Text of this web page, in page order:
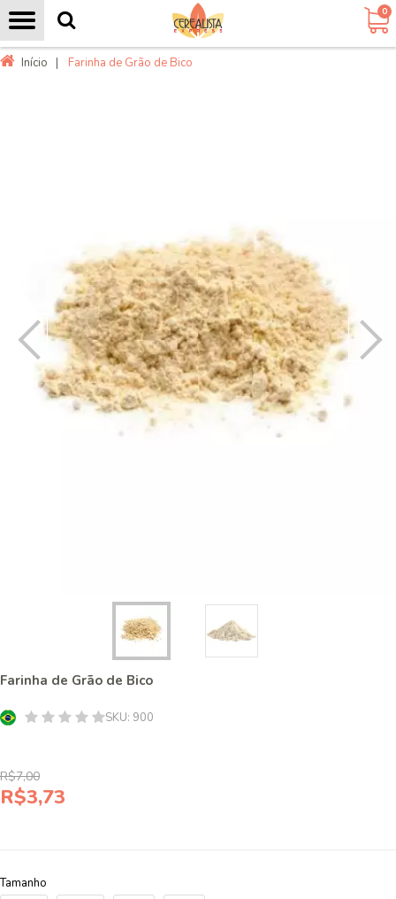
0
Início | Farinha de Grão de Bico
Farinha de Grão de Bico
SKU: 900
R$7,00
R$3,73
Tamanho